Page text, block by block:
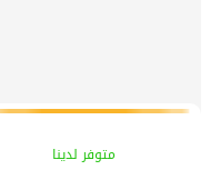
متوفر لدينا